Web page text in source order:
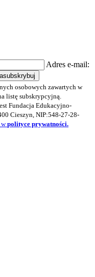
Adres e-mail:
osobowych zawartych w
listę subskrypcyjną.
Fundacja Edukacyjno-
Cieszyn, NIP:548-27-28-
wpolityce prywatności.